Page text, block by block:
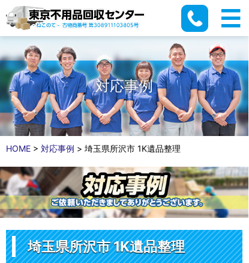
対応事例
HOME > 対応事例 > 埼玉県所沢市 1K遺品整理
埼玉県所沢市 1K遺品整理